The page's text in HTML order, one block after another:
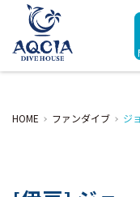
HOME ファンダイブ ジ